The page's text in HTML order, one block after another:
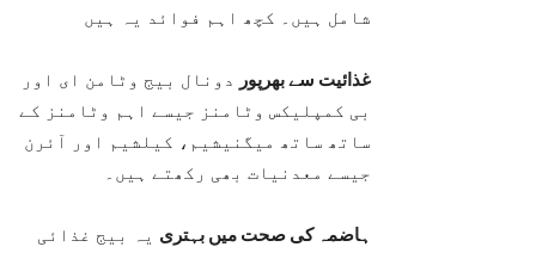
شامل ہیں۔ کچھ اہم فوائد یہ ہیں
غذائیت سے بھرپور دونال بیج وٹامن ای اور
بی کمپلیکس وٹامنز جیسے اہم وٹامنز کے
ساتھ ساتھ میگنیشیم، کیلشیم اور آئرن
جیسے معدنیات بھی رکھتے ہیں۔
ہاضمہ کی صحت میں بہتری یہ بیج غذائی